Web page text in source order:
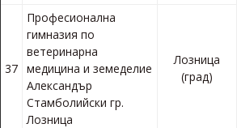
37
Професионална
гимназия по
ветеринарна
медицина и земеделие
Александър
Стамболийски гр.
Лозница
Лозница
(град)